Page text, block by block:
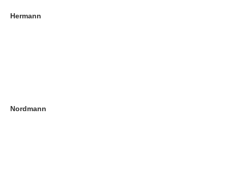
Hermann
Nordmann